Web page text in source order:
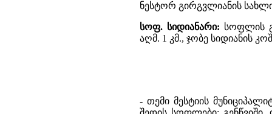
ნესტორ გირგვლიანის
სოფ. სიდიანარი: სოფლის
აღმ. 1 კმ., ჯობე სიდიანის
- თემი მესტიის